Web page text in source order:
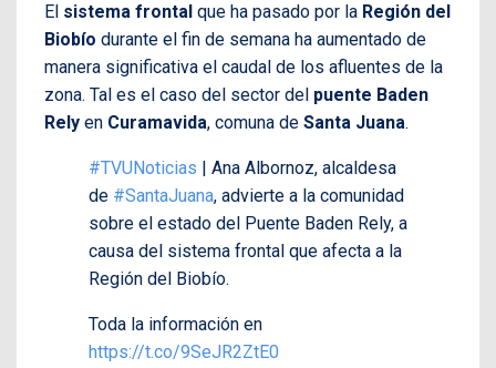
El sistema frontal que ha pasado por la Región del
Biobío durante el fin de semana ha aumentado de
manera significativa el caudal de los afluentes de la
zona. Tal es el caso del sector del puente Baden
Rely en Curamavida, comuna de Santa Juana.
#TVUNoticias | Ana Albornoz, alcaldesa
de #SantaJuana, advierte a la comunidad
sobre el estado del Puente Baden Rely, a
causa del sistema frontal que afecta a la
Región del Biobío.
Toda la información en
https://t.co/9SeJR2ZtE0